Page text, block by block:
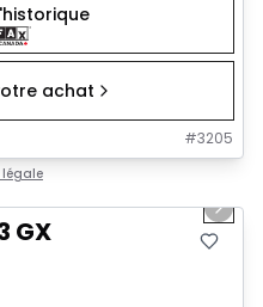
achat
#3205
légale
Next
GX